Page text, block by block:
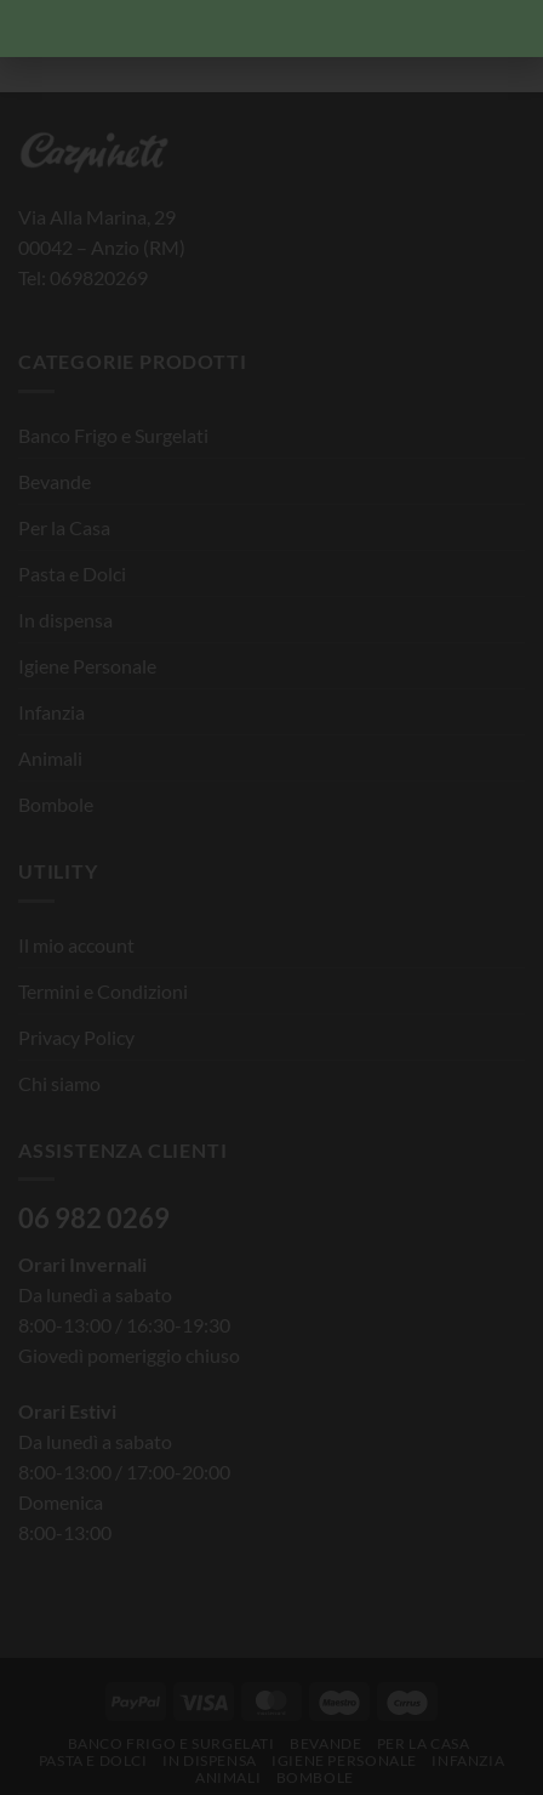
Via Alla Marina, 29
00042 – Anzio (RM)
Tel: 069820269
CATEGORIE PRODOTTI
Banco Frigo e Surgelati
Bevande
Per la Casa
Pasta e Dolci
In dispensa
Igiene Personale
Infanzia
Animali
Bombole
UTILITY
Il mio account
Termini e Condizioni
Privacy Policy
Chi siamo
ASSISTENZA CLIENTI
06 982 0269
Orari Invernali
Da lunedì a sabato
8:00-13:00 / 16:30-19:30
Giovedì pomeriggio chiuso
Orari Estivi
Da lunedì a sabato
8:00-13:00 / 17:00-20:00
Domenica
8:00-13:00